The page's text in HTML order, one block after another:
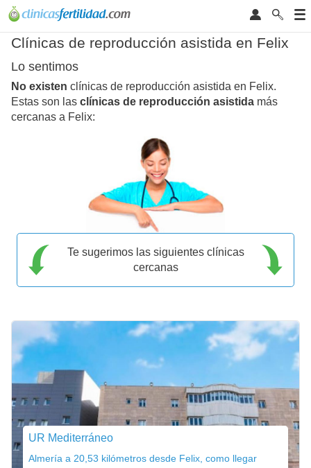
Clínicas de reproducción asistida en Felix
Lo sentimos
No existen clínicas de reproducción asistida en Felix.
Estas son las clínicas de reproducción asistida más
cercanas a Felix:
Te sugerimos las siguientes clínicas
cercanas
UR Mediterráneo
Almería a 20,53 kilómetros desde Felix, como llegar